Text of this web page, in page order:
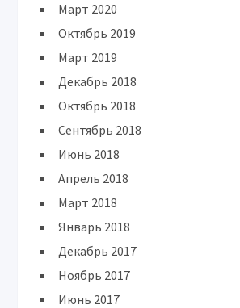
Март 2020
Октябрь 2019
Март 2019
Декабрь 2018
Октябрь 2018
Сентябрь 2018
Июнь 2018
Апрель 2018
Март 2018
Январь 2018
Декабрь 2017
Ноябрь 2017
Июнь 2017